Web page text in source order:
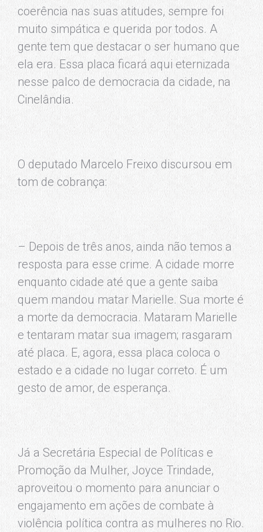
coerência nas suas atitudes, sempre foi
muito simpática e querida por todos. A
gente tem que destacar o ser humano que
ela era. Essa placa ficará aqui eternizada
nesse palco de democracia da cidade, na
Cinelândia.
O deputado Marcelo Freixo discursou em
tom de cobrança:
– Depois de três anos, ainda não temos a
resposta para esse crime. A cidade morre
enquanto cidade até que a gente saiba
quem mandou matar Marielle. Sua morte é
a morte da democracia. Mataram Marielle
e tentaram matar sua imagem; rasgaram
até placa. E, agora, essa placa coloca o
estado e a cidade no lugar correto. É um
gesto de amor, de esperança.
Já a Secretária Especial de Políticas e
Promoção da Mulher, Joyce Trindade,
aproveitou o momento para anunciar o
engajamento em ações de combate à
violência política contra as mulheres no Rio.